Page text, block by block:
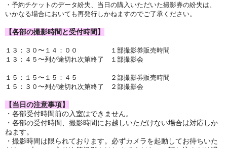
・予約チケットのデータ紛失、当日の購入いただいた撮影券の紛失は、
いかなる場合においても再発行しかねますのでご了承ください。
【各部の撮影時間と受付時間】
１３：３０〜１４：００ １ 部撮影券販売時間
１３：４５〜列が途切れ次第終了 １部撮影会
１５：１５〜１５：４５ ２ 部撮影券販売時間
１５：３０〜列が途切れ次第終了 ２部撮影会
【当日の注意事項】
・各部受付時間前の入室はできません。
・各部の受付時間、撮影時間にお越しいただけない場合は対応しか
ねます。
・撮影時間は限られております。必ずカメラを起動してお待ちいた